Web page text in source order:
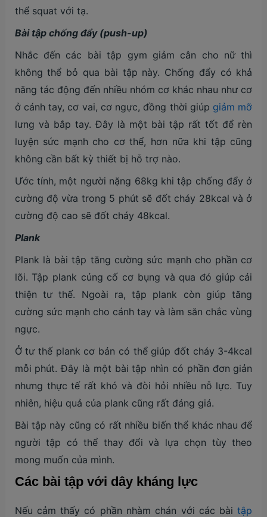
thể squat với tạ.
Bài tập chống đẩy (push-up)
Nhắc đến các bài tập gym giảm cân cho nữ thì
không thể bỏ qua bài tập này. Chống đẩy có khả
năng tác động đến nhiều nhóm cơ khác nhau như cơ
ở cánh tay, cơ vai, cơ ngực, đồng thời giúp giảm mỡ
lưng và bắp tay. Đây là một bài tập rất tốt để rèn
luyện sức mạnh cho cơ thể, hơn nữa khi tập cũng
không cần bất kỳ thiết bị hỗ trợ nào.
Ước tính, một người nặng 68kg khi tập chống đẩy ở
cường độ vừa trong 5 phút sẽ đốt cháy 28kcal và ở
cường độ cao sẽ đốt cháy 48kcal.
Plank
Plank là bài tập tăng cường sức mạnh cho phần cơ
lõi. Tập plank củng cố cơ bụng và qua đó giúp cải
thiện tư thế. Ngoài ra, tập plank còn giúp tăng
cường sức mạnh cho cánh tay và làm săn chắc vùng
ngực.
Ở tư thế plank cơ bản có thể giúp đốt cháy 3-4kcal
mỗi phút. Đây là một bài tập nhìn có phần đơn giản
nhưng thực tế rất khó và đòi hỏi nhiều nỗ lực. Tuy
nhiên, hiệu quả của plank cũng rất đáng giá.
Bài tập này cũng có rất nhiều biến thể khác nhau để
người tập có thể thay đổi và lựa chọn tùy theo
mong muốn của mình.
Các bài tập với dây kháng lực
Nếu cảm thấy có phần nhàm chán với các bàitập